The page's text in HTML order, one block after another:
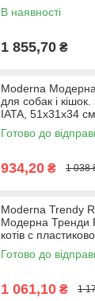
В наявності
1 855,70 ₴
Moderna
для собак і
IATA, 51х31х34
Готово до
934,20 ₴ 1 038
Moderna Trendy
Модерна Тренди
котів c
Готово до
1 061,10 ₴ 1